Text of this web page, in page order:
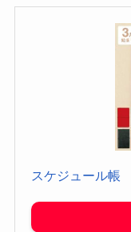
スケジュール帳